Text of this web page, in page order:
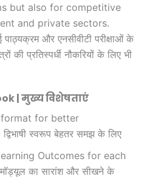
but also for competitive
and private sectors.
पाठ्यक्रम और एनसीवीटी परीक्षाओं के
की प्रतिस्पर्धी नौकरियों के लिए भी
|मुख्य विशेषताएं
format for better
स्वरूप बेहतर समझ के लिए
Outcomes for each
का सारांश और सीखने के